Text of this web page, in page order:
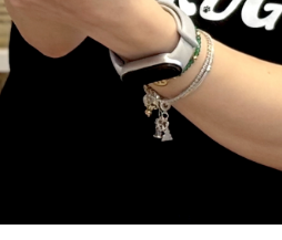
( Rəylər)
Qiymət